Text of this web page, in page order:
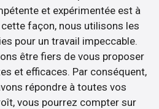
et expérimentée est à
façon, nous utilisons les
pour un travail impeccable.
être fiers de vous proposer
et efficaces. Par conséquent,
répondre à toutes vos
vous pourrez compter sur